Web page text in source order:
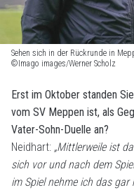
Sehen sich in der Rückrunde in
©Imago images/Werner Scholz
Erst im Oktober standen
vom SV Meppen ist, als
Vater-Sohn-Duelle an?
Neidhart: „Mittlerweile ist
sich vor und nach dem
im Spiel nehme ich das